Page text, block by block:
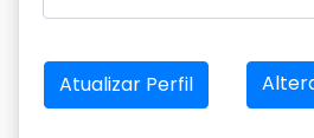
Atualizar Perfil